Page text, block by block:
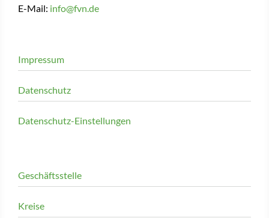
E-Mail: info@fvn.de
Impressum
Datenschutz
Datenschutz-Einstellungen
Geschäftsstelle
Kreise